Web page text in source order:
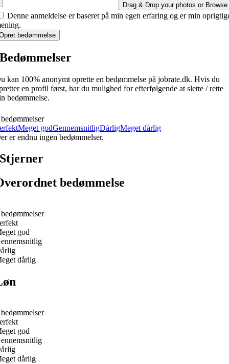
Drag & Drop your photos or Browse
Denne anmeldelse er baseret på min egen erfaring og er min
bedømmelse
Bedømmelser
kan 100% anonymt oprette en bedømmelse på jobrate.dk. Hvis du
en profil først, har du mulighed for efterfølgende at slette / rette
bedømmelse.
Meget godGennemsnitligDårligMeget dårlig
er endnu ingen bedømmelser.
Stjerner
bedømmelse
god
dårlig
god
dårlig